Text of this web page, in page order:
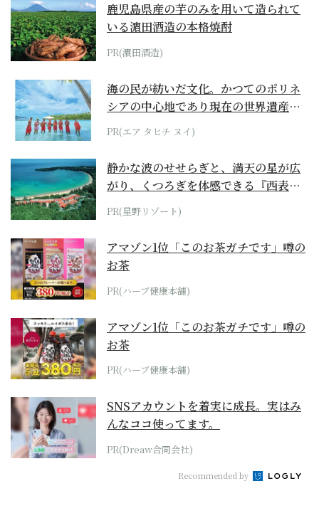
鹿児島県産の芋のみを用いて造られて
いる濵田酒造の本格焼酎
PR(濵田酒造)
海の民が紡いだ文化。かつてのポリネ
シアの中心地であり現在の世界遺産か
らみえてくる...
PR(エア タヒチ ヌイ)
静かな波のせせらぎと、満天の星が広
がり、くつろぎを体感できる『西表島
ホテル by...
PR(星野リゾート)
アマゾン1位「このお茶ガチです」噂の
お茶
PR(ハーブ健康本舗)
アマゾン1位「このお茶ガチです」噂の
お茶
PR(ハーブ健康本舗)
SNSアカウントを着実に成長。実はみ
んなココ使ってます。
PR(Dreaw合同会社)
Recommended by